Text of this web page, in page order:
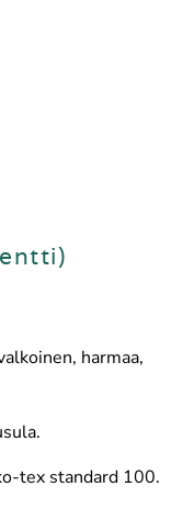
harmaa,
tex standard 100.